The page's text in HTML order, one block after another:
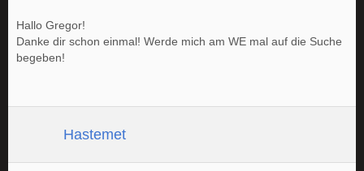
Hallo Gregor!
Danke dir schon einmal! Werde mich am WE mal auf die Suche
begeben!
Hastemet